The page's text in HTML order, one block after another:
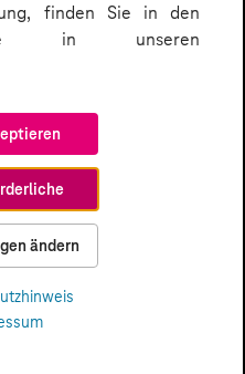
finden Sie in den
in unseren
ändern